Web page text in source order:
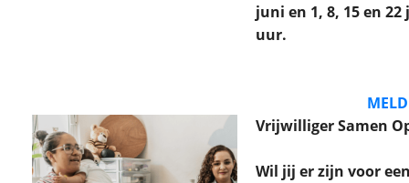
juni en 1, 8, 15 en
uur.
Vrijwilliger Samen
Wil jij er zijn voor